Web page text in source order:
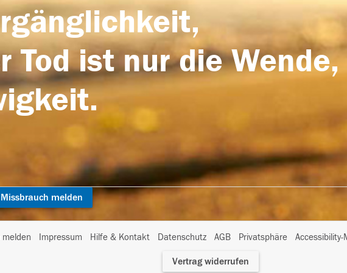
Tod ist nur die
Missbrauch melden
melden Impressum Hilfe & Kontakt Datenschutz AGB Privatsphäre
I
Vertrag widerrufen